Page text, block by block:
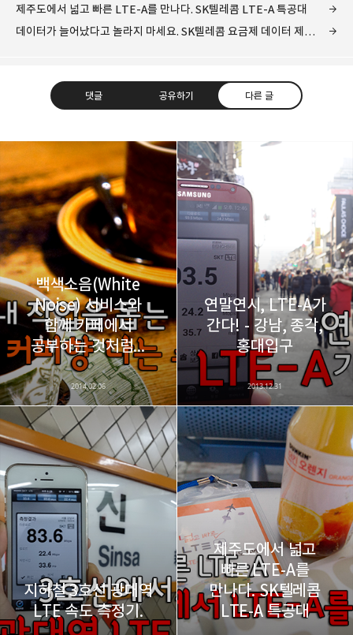
제주도에서 넓고 빠른 LTE-A를 만나다. SK텔레콤 LTE-A 특공대
데이터가 늘어났다고 놀라지 마세요. SK텔레콤 요금제 데이터 제공량 확대.
댓글 공유하기 다른 글
레이니아
다방면의 깊은 관심과 얕은 이해도를 갖춘 보편적
비주류이자 진화하는 영원한 주변인.
구독하기
구독하기 카카오톡 라인 트위터
카카오스토리 밴드 네이버 블로그
백색소음(White
Noise) 서비스와
함께 카페에서
공부하는 것처럼...
2014.02.06
연말연시, LTE-A가
간다! - 강남, 종각,
홍대입구
2013.12.31
지하철 3호선 광대역
LTE 속도 측정기.
제주도에서 넓고
빠른 LTE-A를
만나다. SK텔레콤
LTE-A 특공대